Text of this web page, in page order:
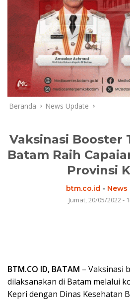
Beranda News Update
Vaksinasi Booster
Batam Raih
Provinsi
btm.co.id - News
Jumat, 20/05/2022 -
BTM.CO ID, BATAM – Vaksinasi
dilaksanakan di Batam melalui
Kepri dengan Dinas Kesehatan